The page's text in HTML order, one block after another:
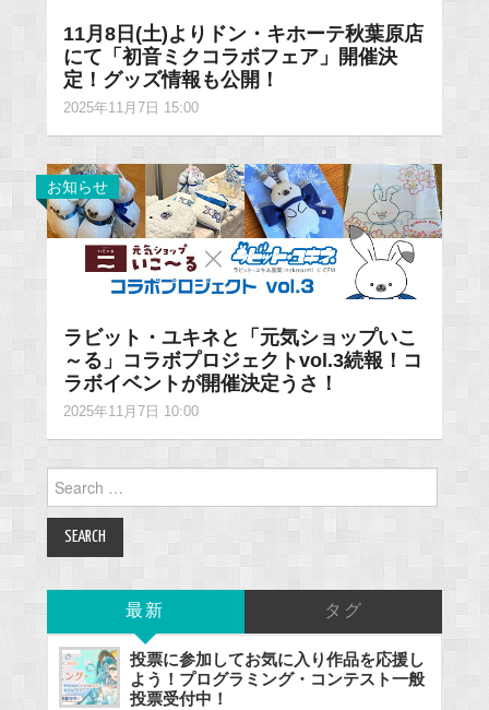
11月8日(土)よりドン・キホーテ秋葉原店
にて「初音ミクコラボフェア」開催決
定！グッズ情報も公開！
2025年11月7日 15:00
お知らせ
ラビット・ユキネと「元気ショップいこ
～る」コラボプロジェクトvol.3続報！コ
ラボイベントが開催決定うさ！
2025年11月7日 10:00
Search
for:
最新 タグ
投票に参加してお気に入り作品を応援し
よう！プログラミング・コンテスト一般
投票受付中！